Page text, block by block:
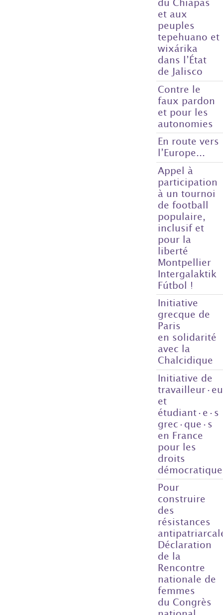
du Chiapas
et aux
peuples
tepehuano et
wixárika
dans l’État
de Jalisco
Contre le
faux pardon
et pour les
autonomies
En route vers
l’Europe...
Appel à
participation
à un tournoi
de football
populaire,
inclusif et
pour la
liberté
Montpellier
Intergalaktik
Fútbol !
Initiative
grecque de
Paris
en solidarité
avec la
Chalcidique
Initiative de
et
étudiant·e·s
grec·que·s
en France
pour les
droits
Pour
construire
des
résistances
Déclaration
de la
Rencontre
nationale de
femmes
du Congrès